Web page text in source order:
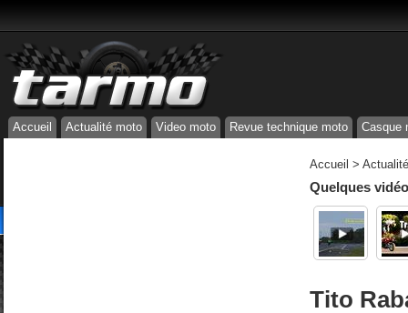
Accueil Actualité moto Video moto Revue technique moto Casque
Accueil >
Quelques
Tito